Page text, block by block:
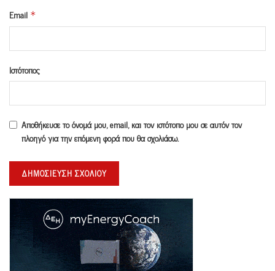
Email *
Ιστότοπος
Αποθήκευσε το όνομά μου, email, και τον ιστότοπο μου σε αυτόν τον
πλοηγό για την επόμενη φορά που θα σχολιάσω.